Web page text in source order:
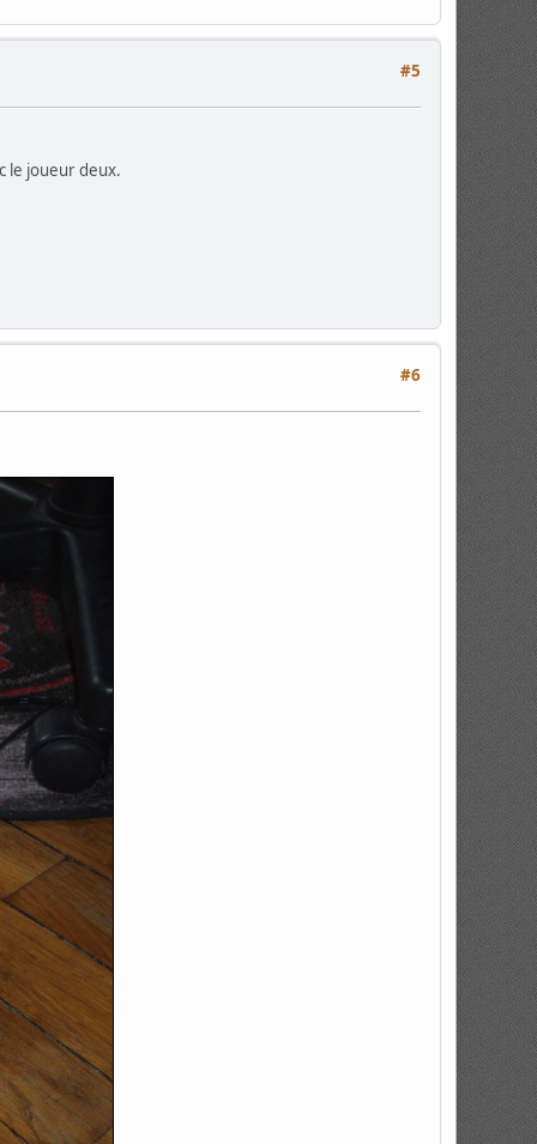
#5
le joueur deux.
#6